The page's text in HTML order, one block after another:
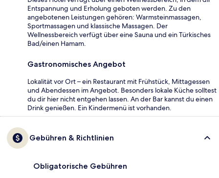
Entspannung und Erholung geboten werden. Zu den
angebotenen Leistungen gehören: Warmsteinmassagen,
Sportmassagen und klassische Massagen. Der
Wellnessbereich verfügt über eine Sauna und ein Türkisches
Bad/einen Hamam.
Gastronomisches Angebot
Lokalität vor Ort – ein Restaurant mit Frühstück, Mittagessen
und Abendessen im Angebot. Besonders lokale Küche solltest
du dir hier nicht entgehen lassen. An der Bar kannst du einen
Drink genießen. Ein Kindermenü ist vorhanden.
Gebühren & Richtlinien
Obligatorische Gebühren